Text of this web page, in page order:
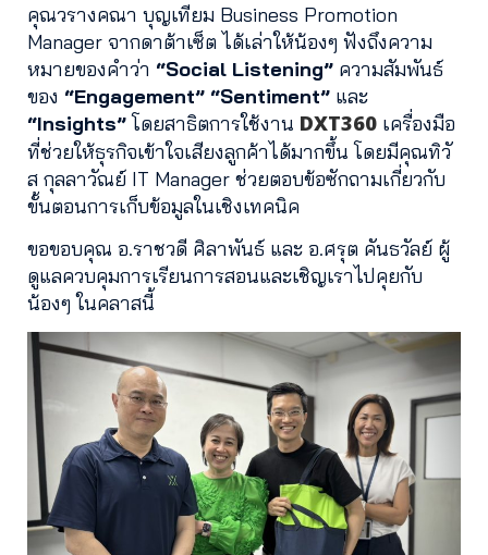
คุณวรางคณา บุญเทียม Business Promotion
Manager จากดาต้าเซ็ต ได้เล่าให้น้องๆ ฟังถึงความ
หมายของคำว่า “Social Listening” ความสัมพันธ์
ของ “Engagement” “Sentiment” และ
“Insights”โดยสาธิตการใช้งาน DXT360 เครื่องมือ
ที่ช่วยให้ธุรกิจเข้าใจเสียงลูกค้าได้มากขึ้น โดยมีคุณทิวั
ส กุลลาวัณย์ IT Manager ช่วยตอบข้อซักถามเกี่ยวกับ
ขั้นตอนการเก็บข้อมูลในเชิงเทคนิค
ขอขอบคุณ อ.ราชวดี ศิลาพันธ์ และ อ.ศรุต คันธวัลย์ ผู้
ดูแลควบคุมการเรียนการสอนและเชิญเราไปคุยกับ
น้องๆ ในคลาสนี้